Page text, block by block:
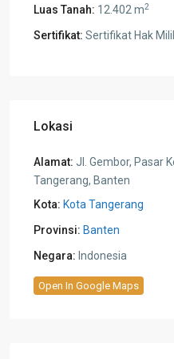
Luas Tanah: 12.402 m2
Sertifikat: Sertifikat Hak
Lokasi
Alamat: Jl. Gembor, Pasar
Tangerang, Banten
Kota: Kota Tangerang
Provinsi: Banten
Negara: Indonesia
Open In Google Maps